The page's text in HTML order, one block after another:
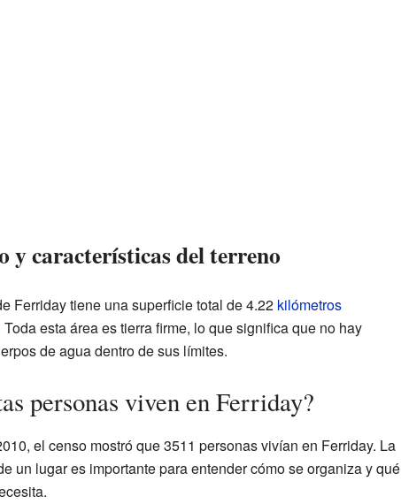
y características del terreno
Ferriday tiene una superficie total de 4.22 kilómetros
Toda esta área es tierra firme, lo que significa que no hay
de agua dentro de sus límites.
personas viven en Ferriday?
el censo mostró que 3511 personas vivían en Ferriday. La
un lugar es importante para entender cómo se organiza y qué